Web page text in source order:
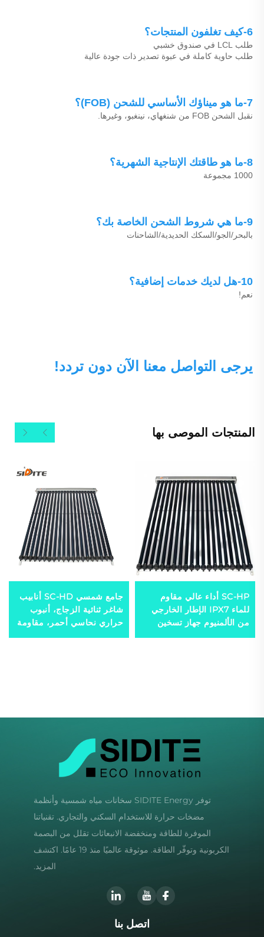
6-كيف تغلفون المنتجات؟
طلب LCL في صندوق خشبي
طلب حاوية كاملة في عبوة تصدير ذات جودة عالية
7-ما هو ميناؤك الأساسي للشحن (FOB)؟
نقبل الشحن FOB من شنغهاي، نينغبو، وغيرها.
8-ما هو طاقتك الإنتاجية الشهرية؟
1000 مجموعة
9-ما هي شروط الشحن الخاصة بك؟
بالبحر/الجو/السكك الحديدية/الشاحنات
10-هل لديك خدمات إضافية؟
نعم!
يرجى التواصل معنا الآن دون تردد!
المنتجات الموصى بها
SC-HP أداء عالي مقاوم
للماء IPX7 الإطار الخارجي
من الألمنيوم جهاز تسخين
مياه شمسي أنابيب مجوفة
جامع شمسي SC-HD أنابيب
شاغر ثنائية الزجاج، أنبوب
حراري نحاسي أحمر، مقاومة
درجة حرارة -35°C منخفضة،
توفر SIDITE Energy سخانات مياه شمسية وأنظمة
مضخات حرارة للاستخدام السكني والتجاري. تقنياتنا
الموفرة للطاقة ومنخفضة الانبعاثات تقلل من البصمة
الكربونية وتوفّر الطاقة. موثوقة عالميًا منذ 19 عامًا. اكتشف
المزيد.
اتصل بنا